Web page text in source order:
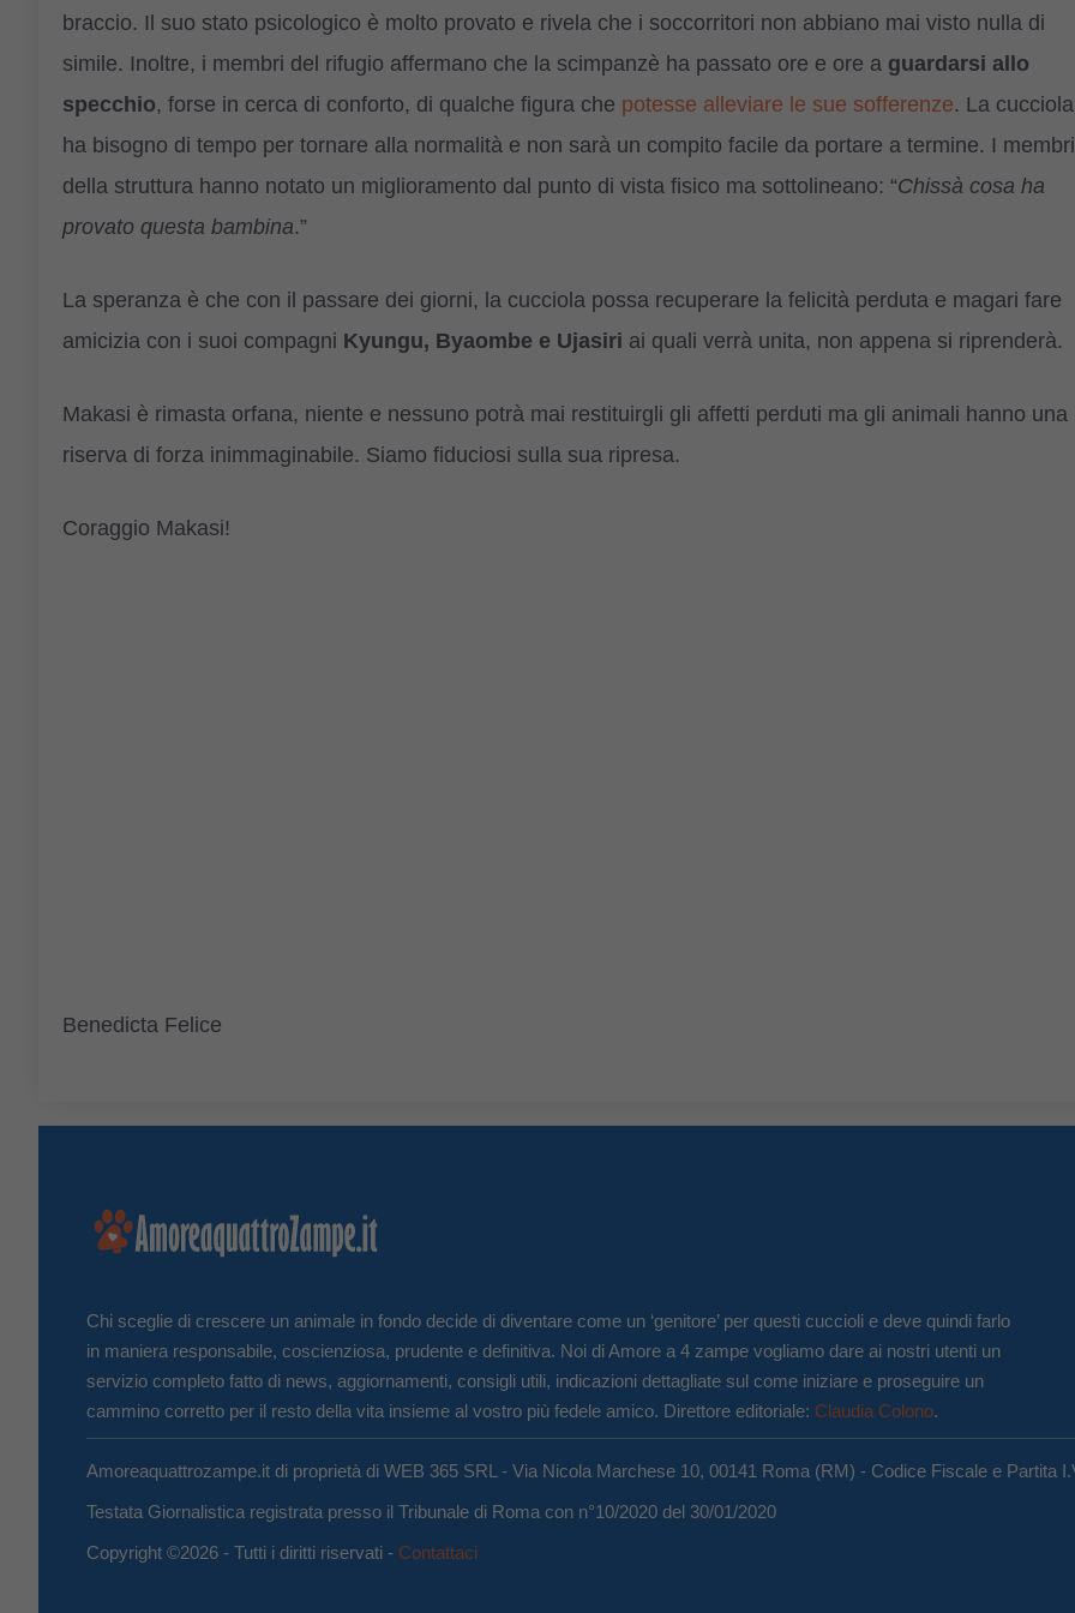
braccio. Il suo stato psicologico è molto provato e rivela che i soccorritori non abbiano mai visto nulla di
simile. Inoltre, i membri del rifugio affermano che la scimpanzè ha passato ore e ore a guardarsi allo
specchio, forse in cerca di conforto, di qualche figura che potesse alleviare le sue sofferenze. La cucciola
ha bisogno di tempo per tornare alla normalità e non sarà un compito facile da portare a termine. I membri
della struttura hanno notato un miglioramento dal punto di vista fisico ma sottolineano: “Chissà cosa ha
provato questa bambina.”
La speranza è che con il passare dei giorni, la cucciola possa recuperare la felicità perduta e magari fare
amicizia con i suoi compagni Kyungu, Byaombe e Ujasiri ai quali verrà unita, non appena si riprenderà.
Makasi è rimasta orfana, niente e nessuno potrà mai restituirgli gli affetti perduti ma gli animali hanno una
riserva di forza inimmaginabile. Siamo fiduciosi sulla sua ripresa.
Coraggio Makasi!
Benedicta Felice
Chi sceglie di crescere un animale in fondo decide di diventare come un ‘genitore’ per questi cuccioli e deve quindi farlo
in maniera responsabile, coscienziosa, prudente e definitiva. Noi di Amore a 4 zampe vogliamo dare ai nostri utenti un
servizio completo fatto di news, aggiornamenti, consigli utili, indicazioni dettagliate sul come iniziare e proseguire un
cammino corretto per il resto della vita insieme al vostro più fedele amico. Direttore editoriale: Claudia Colono.
Amoreaquattrozampe.it di proprietà di WEB 365 SRL - Via Nicola Marchese 10, 00141 Roma (RM) - Codice Fiscale e Partita
Testata Giornalistica registrata presso il Tribunale di Roma con n°10/2020 del 30/01/2020
Copyright ©2026 - Tutti i diritti riservati - Contattaci